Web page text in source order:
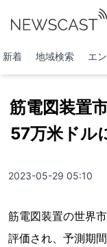
新着 地域検索 エ
筋電図装置
57万米ドル
2023-05-29 05:10
筋電図装置の世界
評価され、予測期